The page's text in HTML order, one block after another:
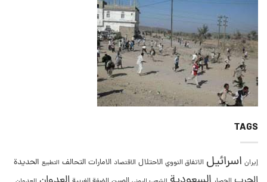
TAGS
إيران اسرائيل الاتفاق النووي الاحتلال الاقتصاد الامارات التحالف التطبيع الحديدة